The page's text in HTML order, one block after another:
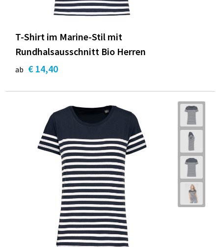
T-Shirt im Marine-Stil mit
Rundhalsausschnitt Bio Herren
ab € 14,40